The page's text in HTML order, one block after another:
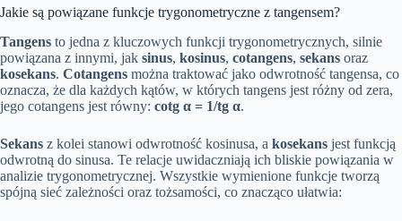
Jakie są powiązane funkcje trygonometryczne z tangensem?
Tangens to jedna z kluczowych funkcji trygonometrycznych, silnie
powiązana z innymi, jak sinus, kosinus, cotangens, sekans oraz
kosekans. Cotangens można traktować jako odwrotność tangensa, co
oznacza, że dla każdych kątów, w których tangens jest różny od zera,
jego cotangens jest równy: cotg α = 1/tg α.
Sekans z kolei stanowi odwrotność kosinusa, a kosekans jest funkcją
odwrotną do sinusa. Te relacje uwidaczniają ich bliskie powiązania w
analizie trygonometrycznej. Wszystkie wymienione funkcje tworzą
spójną sieć zależności oraz tożsamości, co znacząco ułatwia: